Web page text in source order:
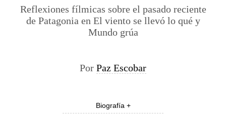
Reflexiones fílmicas sobre el pasado reciente
de Patagonia en El viento se llevó lo qué y
Mundo grúa
Por Paz Escobar
Biografía +